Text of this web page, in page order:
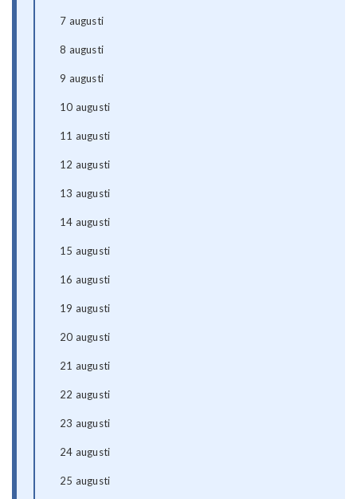
7 augusti
8 augusti
9 augusti
10 augusti
11 augusti
12 augusti
13 augusti
14 augusti
15 augusti
16 augusti
19 augusti
20 augusti
21 augusti
22 augusti
23 augusti
24 augusti
25 augusti